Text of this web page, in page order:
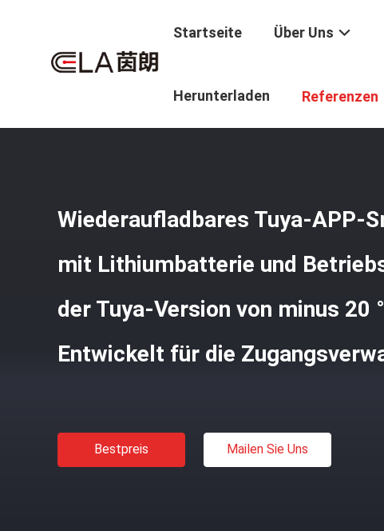
Startseite Über Uns
Herunterladen Referenzen
Tuya APP-Smart Lock
Entwickelt Für Die Zugangsverwaltung
Wiederaufladbares Tuya-APP-
mit Lithiumbatterie und
der Tuya-Version von minus 20
Entwickelt für die
Bestpreis Mailen Sie Uns